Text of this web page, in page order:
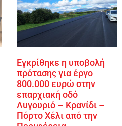
Εγκρίθηκε η υποβολή
πρότασης για έργο
800.000 ευρώ στην
επαρχιακή οδό
Λυγουριό – Κρανίδι –
Πόρτο Χέλι από την